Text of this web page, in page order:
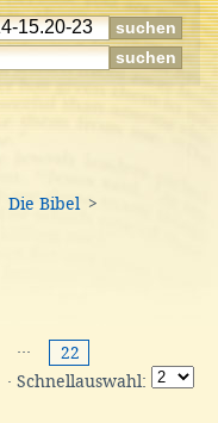
Die Bibel
>
···
22
· Schnellauswahl: